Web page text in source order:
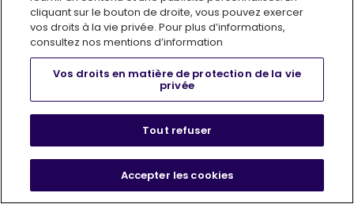
MECH
#4Kendall Cooper
13:59
TIR BLOQUÉ
Bloqué par
Amanda Boulier
14:35
#96Natálie Mlýnková
cliquant sur le bouton de droite, vous pouvez exercer
vos droits à la vie privée. Pour plus d’informations,
consultez nos mentions d’information
Vos droits en matière de protection de la vie
privée
Tout refuser
Accepter les cookies